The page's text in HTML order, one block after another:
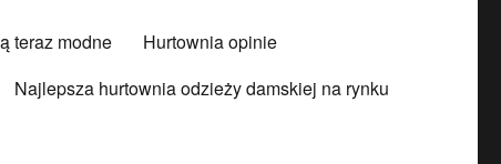
teraz modne
Hurtownia opinie
Najlepsza hurtownia odzieży damskiej na rynku